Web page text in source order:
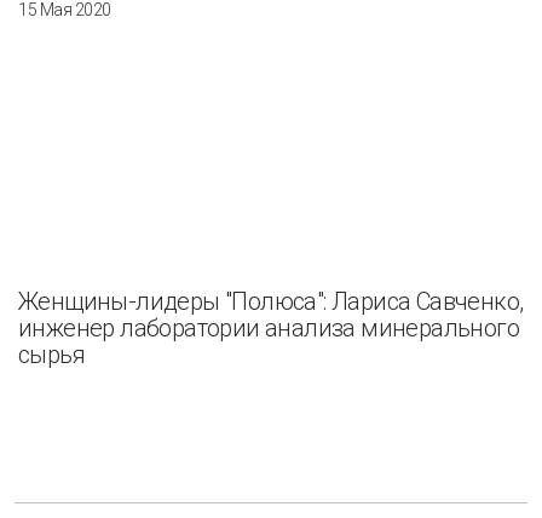
15 Мая 2020
Женщины-лидеры "Полюса": Лариса Савченко,
инженер лаборатории анализа минерального
сырья